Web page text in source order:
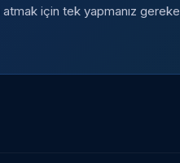
atmak için tek yapmanız